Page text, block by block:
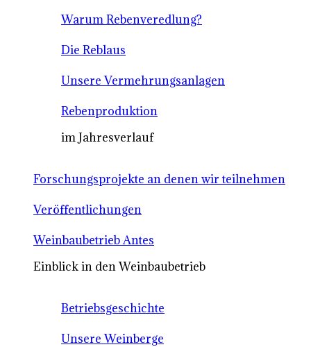
Warum Rebenveredlung?
Die Reblaus
Unsere Vermehrungsanlagen
Rebenproduktion
im Jahresverlauf
Forschungsprojekte an denen wir teilnehmen
Veröffentlichungen
Weinbaubetrieb Antes
Einblick in den Weinbaubetrieb
Betriebsgeschichte
Unsere Weinberge